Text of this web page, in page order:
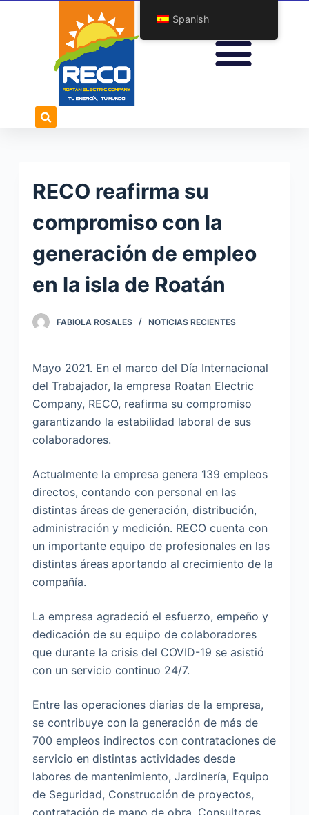
RECO reafirma su
compromiso con la
generación de empleo
en la isla de Roatán
FABIOLA ROSALES NOTICIAS RECIENTES
Mayo 2021. En el marco del Día Internacional
del Trabajador, la empresa Roatan Electric
Company, RECO, reafirma su compromiso
garantizando la estabilidad laboral de sus
colaboradores.
Actualmente la empresa genera 139 empleos
directos, contando con personal en las
distintas áreas de generación, distribución,
administración y medición. RECO cuenta con
un importante equipo de profesionales en las
distintas áreas aportando al crecimiento de la
compañía.
La empresa agradeció el esfuerzo, empeño y
dedicación de su equipo de colaboradores
que durante la crisis del COVID-19 se asistió
con un servicio continuo 24/7.
Entre las operaciones diarias de la empresa,
se contribuye con la generación de más de
700 empleos indirectos con contrataciones de
servicio en distintas actividades desde
labores de mantenimiento, Jardinería, Equipo
de Seguridad, Construcción de proyectos,
Spanish